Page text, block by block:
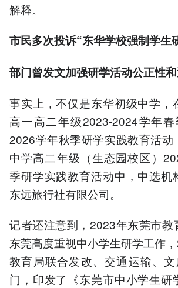
解释。
市民多次投诉“东华学校强制学生
部门曾发文加强研学活动公正性
事实上，不仅是东华初级中学，
高一高二年级2023-2024学年
2026学年秋季研学实践教育活动
中学高二年级（生态园校区）
季研学实践教育活动中，中选机
东远旅行社有限公司。
记者还注意到，2023年东莞市教
东莞高度重视中小学生研学工作
教育局联合发改、交通运输、
门，印发了《东莞市中小学生研